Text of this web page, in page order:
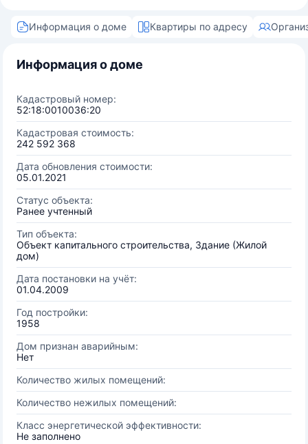
Информация о доме Квартиры по адресу
Информация о доме
Кадастровый номер:
52:18:0010036:20
Кадастровая стоимость:
242 592 368
Дата обновления стоимости:
05.01.2021
Статус объекта:
Ранее учтенный
Тип объекта:
Объект капитального строительства, Здание (Жилой
дом)
Дата постановки на учёт:
01.04.2009
Год постройки:
1958
Дом признан аварийным:
Нет
Количество жилых помещений:
Количество нежилых помещений:
Класс энергетической эффективности:
Не заполнено